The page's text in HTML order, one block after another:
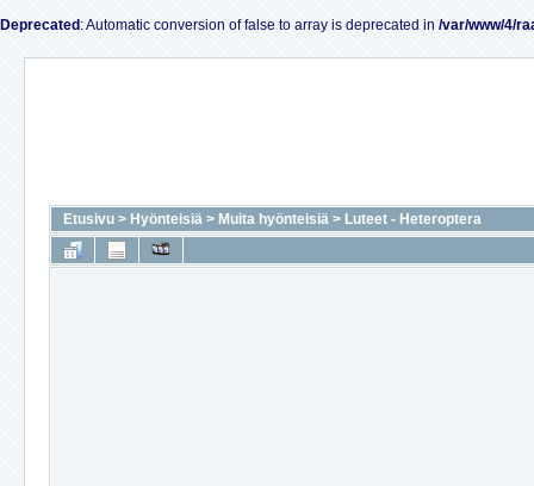
Deprecated : Automatic conversion of false to array is deprecated in /var/www/4/
Etusivu > Hyönteisiä > Muita hyönteisiä > Luteet - Heteroptera